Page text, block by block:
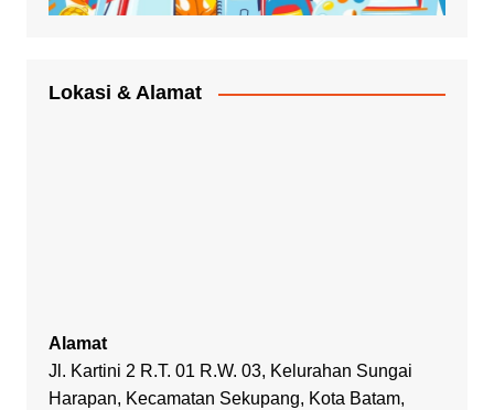
Lokasi & Alamat
Alamat
Jl. Kartini 2 R.T. 01 R.W. 03, Kelurahan Sungai
Harapan, Kecamatan Sekupang, Kota Batam,